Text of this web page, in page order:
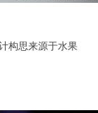
构思来源于水果